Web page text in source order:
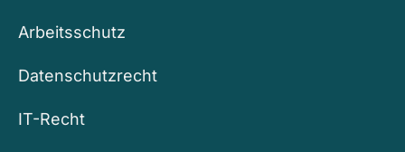
Arbeitsschutz
Datenschutzrecht
IT-Recht